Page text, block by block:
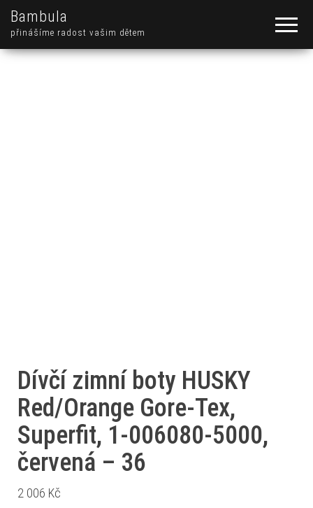
Bambula
přinášíme radost vašim dětem
Dívčí zimní boty HUSKY
Red/Orange Gore-Tex,
Superfit, 1-006080-5000,
červená – 36
2 006 Kč